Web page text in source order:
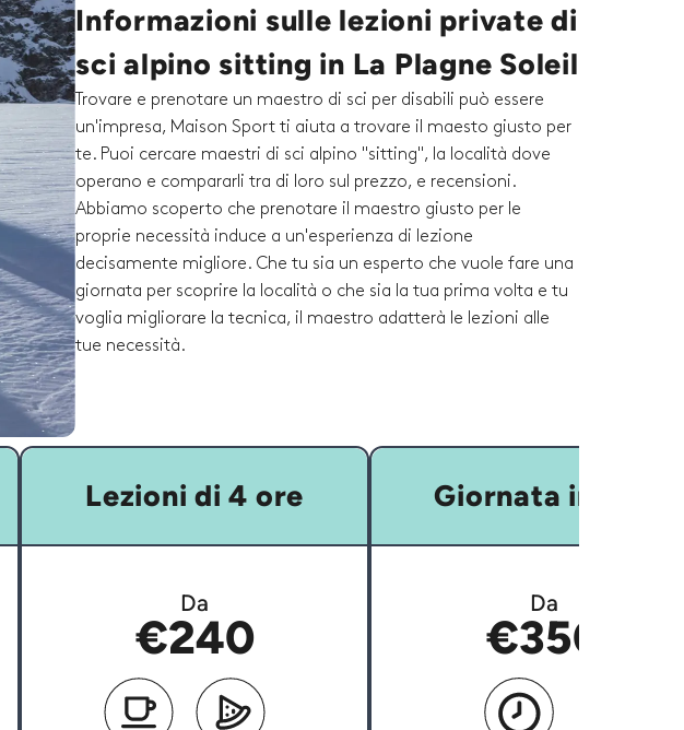
Informazioni sulle lezioni private di
sci alpino sitting in La Plagne Soleil
Trovare e prenotare un maestro di sci per disabili può essere
un'impresa, Maison Sport ti aiuta a trovare il maesto giusto per
te. Puoi cercare maestri di sci alpino "sitting", la località dove
operano e compararli tra di loro sul prezzo, e recensioni.
Abbiamo scoperto che prenotare il maestro giusto per le
proprie necessità induce a un'esperienza di lezione
decisamente migliore. Che tu sia un esperto che vuole fare una
giornata per scoprire la località o che sia la tua prima volta e tu
voglia migliorare la tecnica, il maestro adatterà le lezioni alle
tue necessità.
Lezioni di 4 ore
Da
€240
Giornata intera
Da
€350